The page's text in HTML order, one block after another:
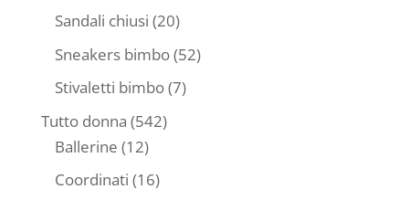
prodotti
Sandali chiusi 2020
prodotti
Sneakers bimbo 5252
Stivaletti bimbo 77
Tutto donna 542542
Ballerine 1212
prodotti
Coordinati 1616